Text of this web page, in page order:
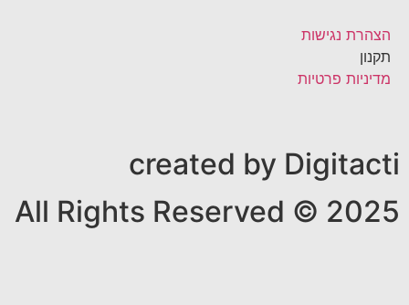
הצהרת נגישות
תקנון
מדיניות פרטיות
created by Digitacti
All Rights Reserved © 2025